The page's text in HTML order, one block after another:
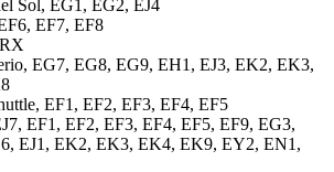
Sol, EG1, EG2, EJ4
EF7, EF8
EG7, EG8, EG9, EH1, EJ3, EK2, EK3,
EF1, EF2, EF3, EF4, EF5
EF1, EF2, EF3, EF4, EF5, EF9, EG3,
EJ1, EK2, EK3, EK4, EK9, EY2, EN1,